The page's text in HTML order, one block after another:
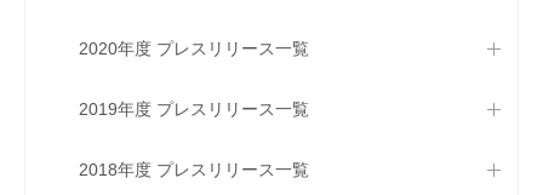
2020年度 プレスリリース一覧
2019年度 プレスリリース一覧
2018年度 プレスリリース一覧